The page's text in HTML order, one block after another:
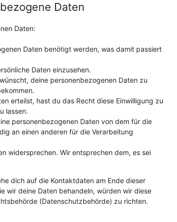
Daten
Daten:
Daten benötigt werden, was damit passiert
Daten einzusehen.
deine personenbezogenen Daten zu
erteilst, hast du das Recht diese Einwilligung zu
lassen.
personenbezogenen Daten von dem für die
an einen anderen für die Verarbeitung
widersprechen. Wir entsprechen dem, es sei
dich auf die Kontaktdaten am Ende dieser
wir deine Daten behandeln, würden wir diese
(Datenschutzbehörde) zu richten.